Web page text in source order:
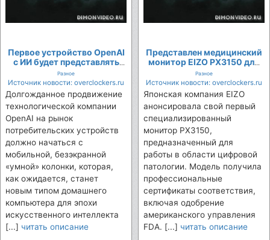
Первое устройство OpenAI
с ИИ будет представлять
собой портативную
«умную« колонку без
дисплея
Разное
Источник новости: overclockers.ru
Долгожданное продвижение
технологической компании
OpenAI на рынок
потребительских устройств
должно начаться с
мобильной, безэкранной
«умной» колонки, которая,
как ожидается, станет
новым типом домашнего
компьютера для эпохи
искусственного интеллекта
[...] читать описание
Представлен медицинский
монитор EIZO PX3150 для
работы в цифровой
патологии
Разное
Источник новости: overclockers.ru
Японская компания EIZO
анонсировала свой первый
специализированный
монитор PX3150,
предназначенный для
работы в области цифровой
патологии. Модель получила
профессиональные
сертификаты соответствия,
включая одобрение
американского управления
FDA. [...] читать описание